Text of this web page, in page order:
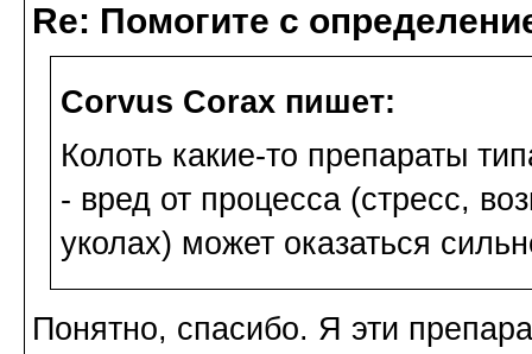
Re: Помогите с
Corvus Corax пишет:
Колоть какие-то препараты
- вред от процесса (стресс,
уколах) может оказаться
Понятно, спасибо. Я эти